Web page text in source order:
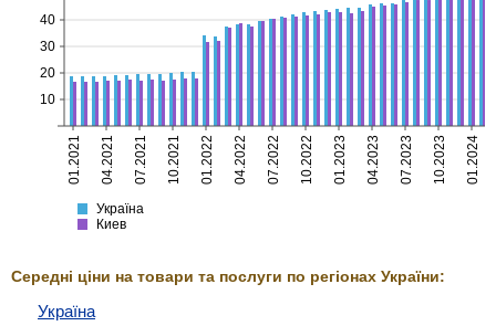
Україна
Киев
01.2021 04.2021 07.2021 10.2021 01.2022 04.2022 07.2022 10.2022 01.2023 04.2023 07.2023 10.2023 01.2024
10
20
30
40
Україна
Киев
Середні ціни на товари та послуги по регіонах України:
Україна